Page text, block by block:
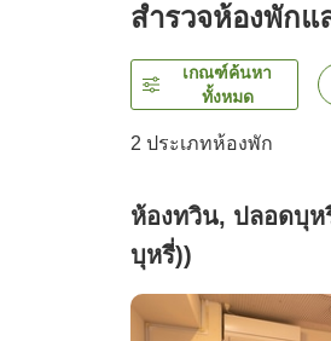
สำรวจห้องพักแ
เกณฑ์ค้นหา
ทั้งหมด
2 ประเภทห้องพัก
ห้องทวิน, ปลอดบุ
บุหรี่))